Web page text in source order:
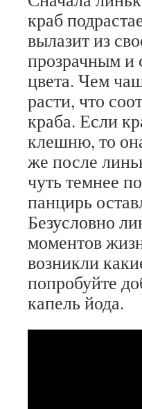
краб
вылазит из
прозрачным и
цвета. Чем
расти, что
краба. Если
клешню, то
же после
чуть темнее
панцирь
Безусловно
моментов
возникли
попробуйте
капель йода.